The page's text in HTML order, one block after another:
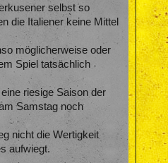
selbst so
die Italiener keine Mittel
möglicherweise oder
Spiel tatsächlich
riesige Saison der
Samstag noch
nicht die Wertigkeit
aufwiegt.